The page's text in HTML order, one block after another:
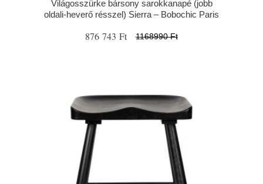
Világosszürke bársony sarokkanapé (jobb
oldali-heverő résszel) Sierra – Bobochic Paris
876 743 Ft 1168990 Ft